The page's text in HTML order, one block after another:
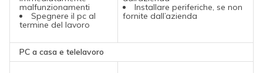
malfunzionamenti
Spegnere il pc al
termine del lavoro
Installare periferiche, se non
fornite dall’azienda
PC a casa e telelavoro